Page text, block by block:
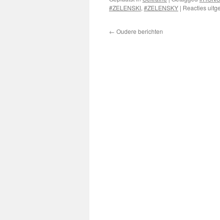
#ZELENSKI, #ZELENSKY | Reacties
← Oudere berichten